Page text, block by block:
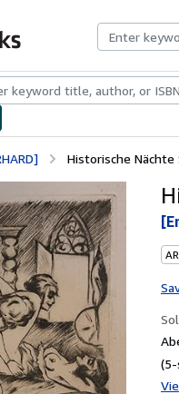
CollectionsRare BooksArt
Historische